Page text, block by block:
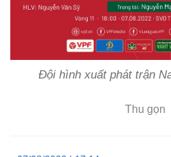
Đội hình xuất phát trận
Thu gọn